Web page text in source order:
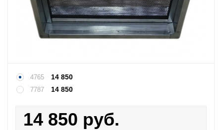
4765 14 850
7787 14 850
14 850 руб.